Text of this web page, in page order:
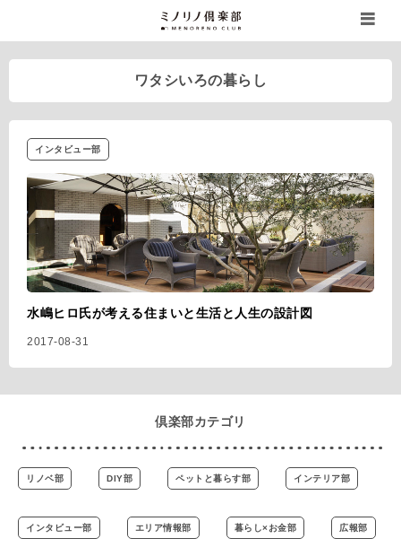
ワタシいろの暮らし
インタビュー部
水嶋ヒロ氏が考える住まいと生活と人生の設計図
2017-08-31
倶楽部カテゴリ
リノベ部 DIY部 ペットと暮らす部 インテリア部
インタビュー部 エリア情報部 暮らし×お金部 広報部